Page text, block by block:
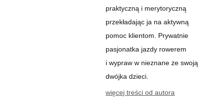
praktyczną i merytoryczną
przekładając ja na aktywną
pomoc klientom. Prywatnie
pasjonatka jazdy rowerem
i wypraw w nieznane ze swoją
dwójka dzieci.
więcej treści od autora